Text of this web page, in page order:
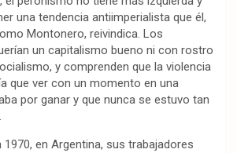
una tendencia antiimperialista que él,
Montonero, reivindica. Los
un capitalismo bueno ni con rostro
y comprenden que la violencia
que ver con un momento en una
por ganar y que nunca se estuvo tan
1970, en Argentina, sus trabajadores